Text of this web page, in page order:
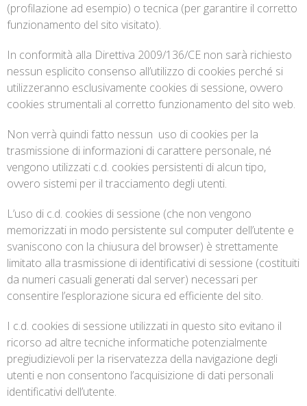
(profilazione ad esempio) o tecnica (per garantire il corretto
funzionamento del sito visitato).
In conformità alla Direttiva 2009/136/CE non sarà richiesto
nessun esplicito consenso all’utilizzo di cookies perché si
utilizzeranno esclusivamente cookies di sessione, ovvero
cookies strumentali al corretto funzionamento del sito web.
Non verrà quindi fatto nessun uso di cookies per la
trasmissione di informazioni di carattere personale, né
vengono utilizzati c.d. cookies persistenti di alcun tipo,
ovvero sistemi per il tracciamento degli utenti.
L’uso di c.d. cookies di sessione (che non vengono
memorizzati in modo persistente sul computer dell’utente e
svaniscono con la chiusura del browser) è strettamente
limitato alla trasmissione di identificativi di sessione (costituiti
da numeri casuali generati dal server) necessari per
consentire l’esplorazione sicura ed efficiente del sito.
I c.d. cookies di sessione utilizzati in questo sito evitano il
ricorso ad altre tecniche informatiche potenzialmente
pregiudizievoli per la riservatezza della navigazione degli
utenti e non consentono l’acquisizione di dati personali
identificativi dell’utente.